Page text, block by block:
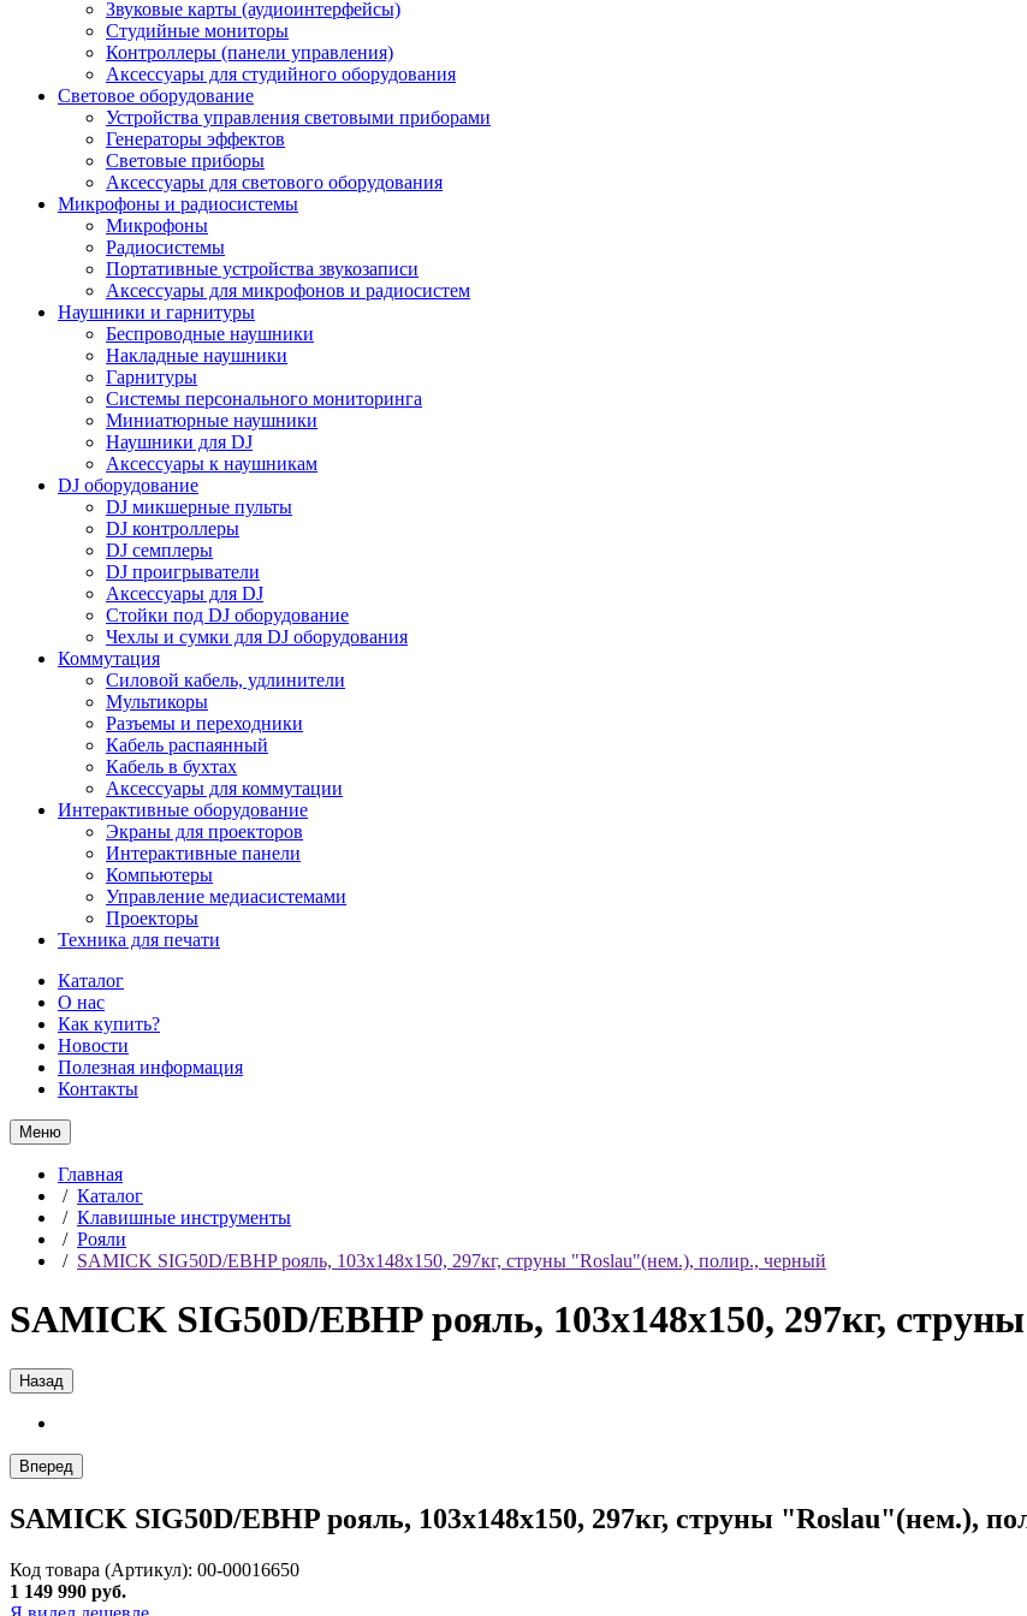
Звуковые карты (аудиоинтерфейсы)
Студийные мониторы
Контроллеры (панели управления)
Аксессуары для студийного оборудования
Световое оборудование
Устройства управления световыми приборами
Генераторы эффектов
Световые приборы
Аксессуары для светового оборудования
Микрофоны и радиосистемы
Микрофоны
Радиосистемы
Портативные устройства звукозаписи
Аксессуары для микрофонов и радиосистем
Наушники и гарнитуры
Беспроводные наушники
Накладные наушники
Гарнитуры
Системы персонального мониторинга
Миниатюрные наушники
Наушники для DJ
Аксессуары к наушникам
DJ оборудование
DJ микшерные пульты
DJ контроллеры
DJ семплеры
DJ проигрыватели
Аксессуары для DJ
Стойки под DJ оборудование
Чехлы и сумки для DJ оборудования
Коммутация
Силовой кабель, удлинители
Мультикоры
Разъемы и переходники
Кабель распаянный
Кабель в бухтах
Аксессуары для коммутации
Интерактивные оборудование
Экраны для проекторов
Интерактивные панели
Компьютеры
Управление медиасистемами
Проекторы
Техника для печати
Каталог
О нас
Как купить?
Новости
Полезная информация
Контакты
Меню
Главная
/ Каталог
/ Клавишные инструменты
/ Рояли
/ SAMICK SIG50D/EBHP рояль, 103x148x150, 297кг, струны "Roslau"(нем.), полир., черный
SAMICK SIG50D/EBHP рояль, 103x148x150, 297кг,
Назад
Вперед
SAMICK SIG50D/EBHP рояль, 103x148x150, 297кг, струны "Roslau"(нем.),
Код товара (Артикул): 00-00016650
1 149 990 руб.